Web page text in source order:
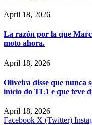
April 18, 2026
La razón por la que
moto ahora.
April 18, 2026
Oliveira disse que nunca
início do TL1 e que teve
April 18, 2026
Facebook X (Twitter)